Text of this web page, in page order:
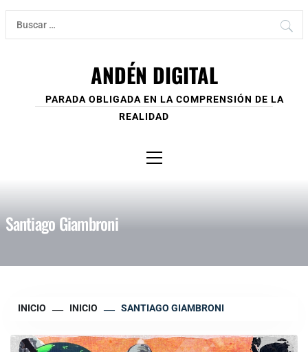
Ir
contenido
Buscar:
ANDÉN DIGITAL
PARADA OBLIGADA EN LA COMPRENSIÓN DE LA
REALIDAD
principal
Santiago Giambroni
INICIO INICIO SANTIAGO GIAMBRONI